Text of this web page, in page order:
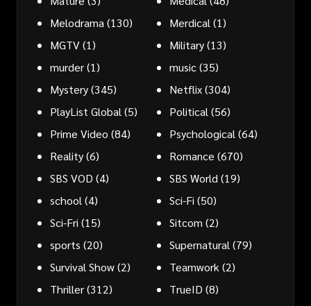
Melodrama (130) Merdical (1)
MGTV(1) Military(13)
murder(1) music(35)
Mystery(345) Netflix(304)
PlayList Global (5) Political (56)
Prime Video (84) Psychological (64)
Reality(6) Romance (670)
SBS VOD (4) SBS World (19)
school (4) Sci-Fi (50)
Sci-Fri (15) Sitcom (2)
sports (20) Supernatural (79)
Survival Show(2) Teamwork (2)
Thriller(312) TrueID (8)